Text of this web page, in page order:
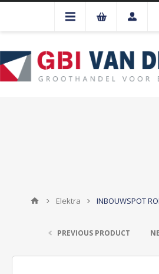
Elektra INBOUWSPOT
PREVIOUS PRODUCT